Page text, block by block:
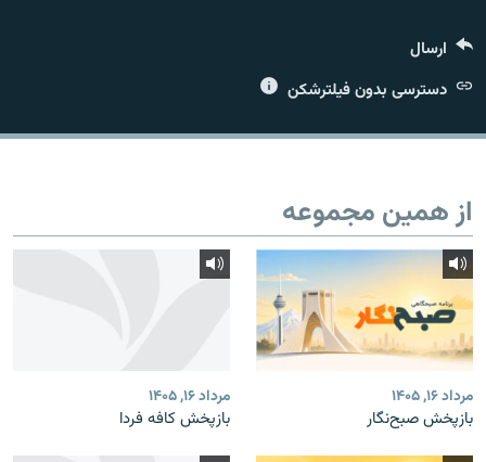
زبان‌های دیگر
ارسال
دسترسی بدون فیلترشکن
از همین مجموعه
مرداد ۱۶, ۱۴۰۵
بازپخش صبح‌نگار
مرداد ۱۶, ۱۴۰۵
بازپخش کافه فردا